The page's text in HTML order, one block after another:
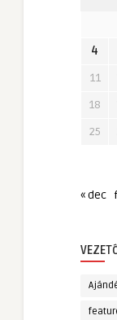
4
11
18
25
« dec